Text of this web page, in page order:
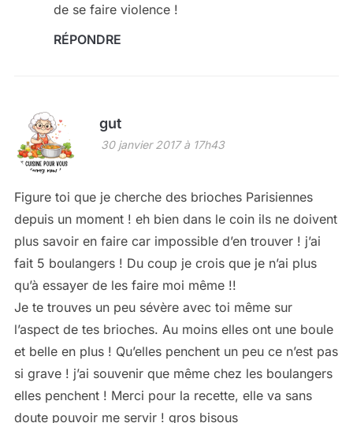
de se faire violence !
RÉPONDRE
gut
30 janvier 2017 à 17h43
Figure toi que je cherche des brioches Parisiennes
depuis un moment ! eh bien dans le coin ils ne doivent
plus savoir en faire car impossible d’en trouver ! j’ai
fait 5 boulangers ! Du coup je crois que je n’ai plus
qu’à essayer de les faire moi même !!
Je te trouves un peu sévère avec toi même sur
l’aspect de tes brioches. Au moins elles ont une boule
et belle en plus ! Qu’elles penchent un peu ce n’est pas
si grave ! j’ai souvenir que même chez les boulangers
elles penchent ! Merci pour la recette, elle va sans
doute pouvoir me servir ! gros bisous